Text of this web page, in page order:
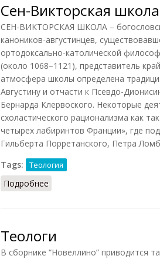
Сен-Викторская школа
СЕН-ВИКТОРСКАЯ ШКОЛА –
каноников-августинцев,
ортодоксально-католической
(около 1068–1121), представитель
атмосфера школы определена
Августину и отчасти к Псевдо-
Бернарда Клервоского. Некоторые
схоластического рационализма как
четырех лабиринтов Франции», где
Гильберта Порретанского, Петра
Tags:
Теология
Подробнее
Теологи
В сборнике “Новеллино” приводится